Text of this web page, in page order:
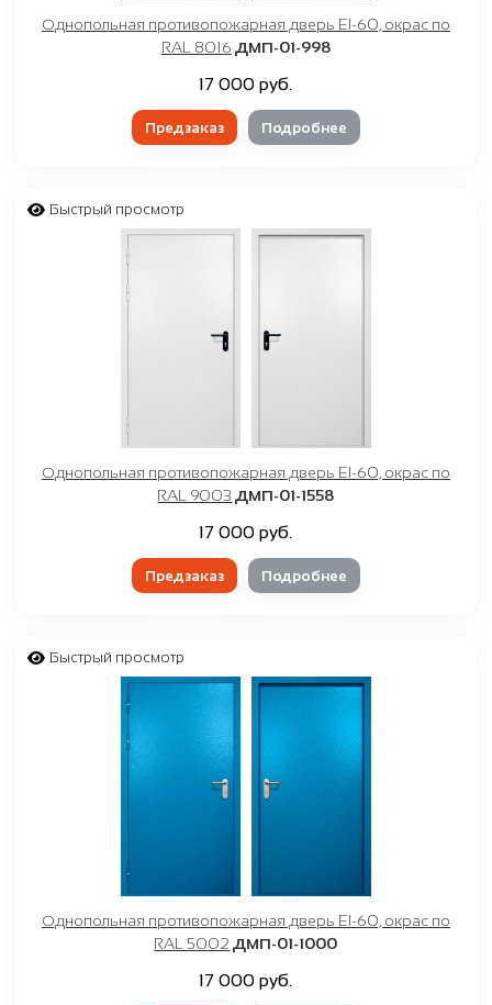
Однопольная противопожарная дверь EI-60, окрас по
RAL 8016 ДМП-01-998
17 000 руб.
Предзаказ Подробнее
Быстрый просмотр
Однопольная противопожарная дверь EI-60, окрас по
RAL 9003 ДМП-01-1558
17 000 руб.
Предзаказ Подробнее
Быстрый просмотр
Однопольная противопожарная дверь EI-60, окрас по
RAL 5002 ДМП-01-1000
17 000 руб.